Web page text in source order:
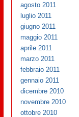
agosto 2011
luglio 2011
giugno 2011
maggio 2011
aprile 2011
marzo 2011
febbraio 2011
gennaio 2011
dicembre 2010
novembre 2010
ottobre 2010